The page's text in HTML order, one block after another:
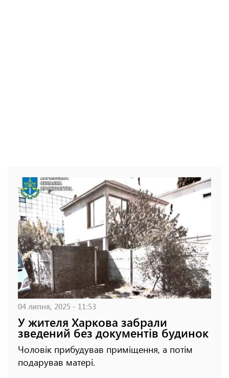
04 липня, 2025 - 11:53
У жителя Харкова забрали
зведений без документів будинок
Чоловік прибудував приміщення, а потім
подарував матері.